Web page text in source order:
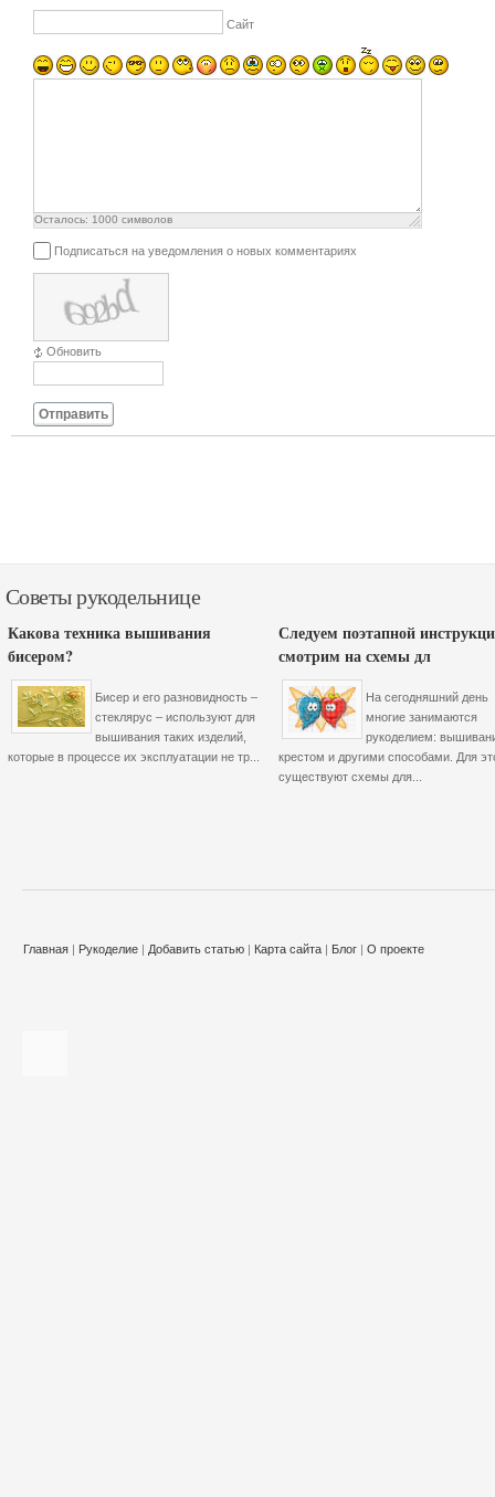
Сайт
Осталось: 1000 символов
Подписаться на уведомления о новых комментариях
Обновить
Отправить
Советы рукодельнице
Какова техника вышивания
бисером?
Бисер и его разновидность –
стеклярус – используют для
вышивания таких изделий,
которые в процессе их эксплуатации не тр...
Следуем поэтапной
смотрим на схемы дл
На сегодняшний день
многие занимаются
рукоделием:
крестом и другими способами. Для
существуют схемы для...
Главная | Рукоделие | Добавить статью | Карта сайта | Блог | О проекте